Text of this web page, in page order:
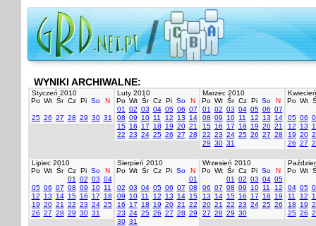
WYNIKI ARCHIWALNE:
Styczeń 2010
Po Wt Śr Cz Pi So N
25 26 27 28 29 30 31
Luty 2010
Po Wt Śr Cz Pi So
N
01
02 03 04 05 06 07
08 09 10 11 12 13
14
15 16 17 18 19 20 21
22 23 24 25 26 27 28
Marzec 2010
Po Wt Śr Cz Pi So
N
01
02 03 04 05 06 07
08 09 10 11 12 13
14
15 16 17 18 19 20 21
22 23 24 25 26 27 28
29 30 31
Po Wt
05 06
12
13
19 20
26 27
Lipiec 2010
Po Wt Śr Cz Pi So
N
01
02 03 04
05 06 07 08 09 10 11
12
13 14 15 16 17
18
19 20 21 22 23 24 25
26 27 28 29 30 31
Sierpień 2010
Po Wt Śr Cz Pi So
N
01
02 03 04 05 06 07 08
09
10 11 12 13 14 15
16
17 18 19 20 21
22
23 24 25 26 27 28 29
30 31
Wrzesień 2010
Po Wt Śr Cz Pi So
N
01
02 03 04 05
06 07 08 09 10 11
12
13
14 15 16 17 18
19
20 21 22 23 24 25 26
27 28 29 30
Po Wt
04 05
11
12
18
19
25 26